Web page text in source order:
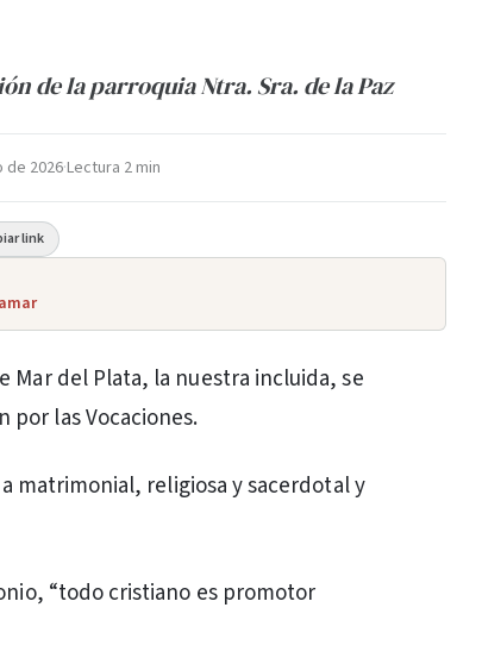
de la parroquia Ntra. Sra. de la Paz
de 2026·Lectura 2 min
link
Mar del Plata, la nuestra incluida, se
por las Vocaciones.
matrimonial, religiosa y sacerdotal y
“todo cristiano es promotor